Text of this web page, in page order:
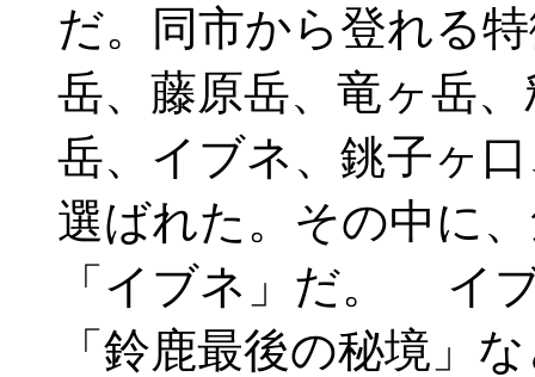
だ。同市から登れる
岳、藤原岳、竜ヶ岳
岳、イブネ、銚子ヶ
選ばれた。その中に
「イブネ」だ。 イ
「鈴鹿最後の秘境」